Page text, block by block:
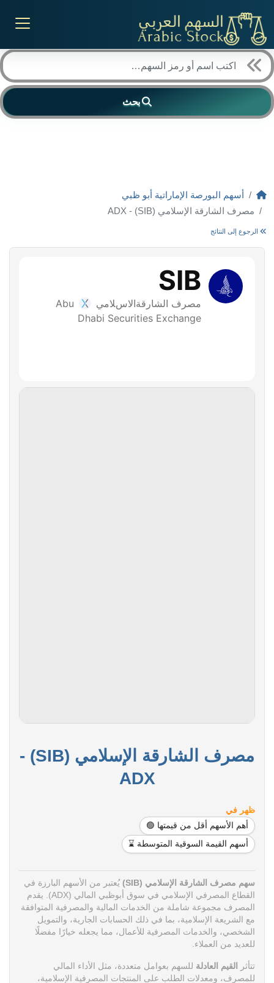
بحث
أسهم البورصة الإماراتية أبو ظبي
مصرف الشارقة الإسلامي (SIB) - ADX
الرجوع إلى النتائج
مصرف الشارقة الإسلامي (SIB) -
ADX
ظهر في
أهم الأسهم أقل من قيمتها 🟢
أسهم القيمة السوقية المتوسطة ⌛
سهم مصرف الشارقة الإسلامي (SIB)
يُعتبر من الأسهم البارزة في
القطاع المصرفي الإسلامي في سوق أبوظبي المالي (ADX). يقدم
المصرف مجموعة شاملة من الخدمات المالية والمصرفية المتوافقة
مع الشريعة الإسلامية، بما في ذلك الحسابات الجارية، والتمويل
الشخصي، والخدمات المصرفية للأعمال، مما يجعله خيارًا مفضلًا
للعديد من العملاء.
تتأثر القيم العادلة للسهم بعوامل متعددة، مثل الأداء المالي
للمصرف، ومعدلات الطلب على المنتجات المصرفية الإسلامية،